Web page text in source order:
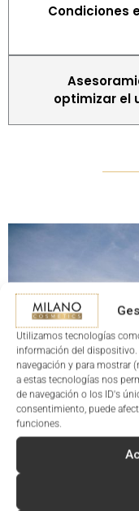
Utilizamos tecnologías
información del dispositivo.
navegación y para mostrar
a estas tecnologías nos
de navegación o los ID's
consentimiento, puede
funciones.
Condiciones
optimizar el
COMPRA
BELLEZA EN NUESTRA